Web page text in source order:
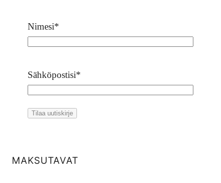
Nimesi*
Sähköpostisi*
MAKSUTAVAT